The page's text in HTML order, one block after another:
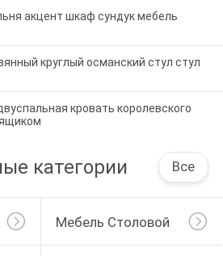
акцент шкаф сундук мебель
круглый османский стул стул
кровать королевского
категории Все
Мебель Столовой